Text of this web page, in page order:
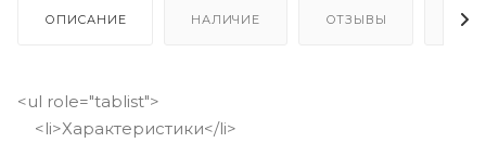
ОПИСАНИЕ НАЛИЧИЕ ОТЗЫВЫ
<ul role="tablist">
<li>Характеристики</li>